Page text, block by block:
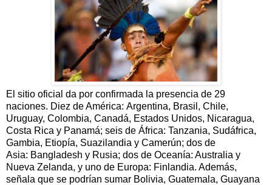
El sitio oficial da por confirmada la presencia de 29
naciones. Diez de América: Argentina, Brasil, Chile,
Uruguay, Colombia, Canadá, Estados Unidos, Nicaragua,
Costa Rica y Panamá; seis de África: Tanzania, Sudáfrica,
Gambia, Etiopía, Suazilandia y Camerún; dos de
Asia: Bangladesh y Rusia; dos de Oceanía: Australia y
Nueva Zelanda, y uno de Europa: Finlandia. Además,
señala que se podrían sumar Bolivia, Guatemala, Guayana